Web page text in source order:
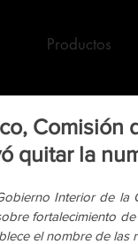
Productos
Comisión
quitar la
Interior de
fortalecimiento
el nombre de las